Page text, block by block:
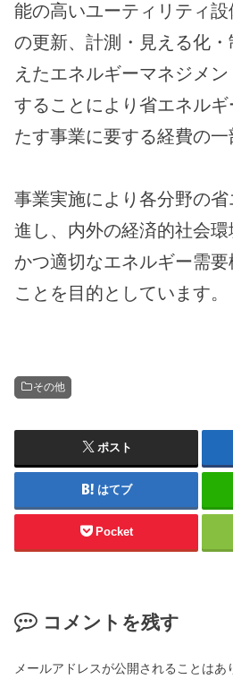
能の高いユーティリティ
の更新、計測・見える化
えたエネルギーマネジメ
することにより省エネル
たす事業に要する経費の一
事業実施により各分野の
進し、内外の経済的社会
かつ適切なエネルギー需
ことを目的としています。
その他
ポスト
はてブ
Pocket
コメントを残す
メールアドレスが公開されることはあ